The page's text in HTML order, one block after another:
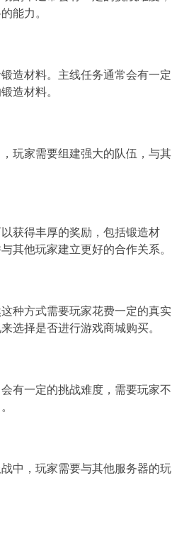
能力。
锻造材料。主线任务通常会有一定
造材料。
玩家需要组建强大的队伍，与其
获得丰厚的奖励，包括锻造材
其他玩家建立更好的合作关系。
种方式需要玩家花费一定的真实
选择是否进行游戏商城购买。
会有一定的挑战难度，需要玩家不
战中，玩家需要与其他服务器的玩